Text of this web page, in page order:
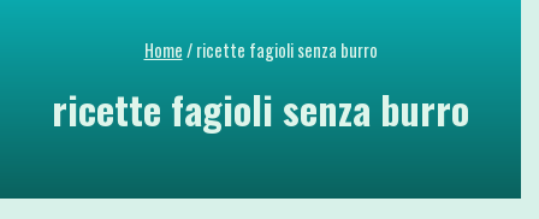
Home/ ricette fagioli senza burro
ricette fagioli senza burro